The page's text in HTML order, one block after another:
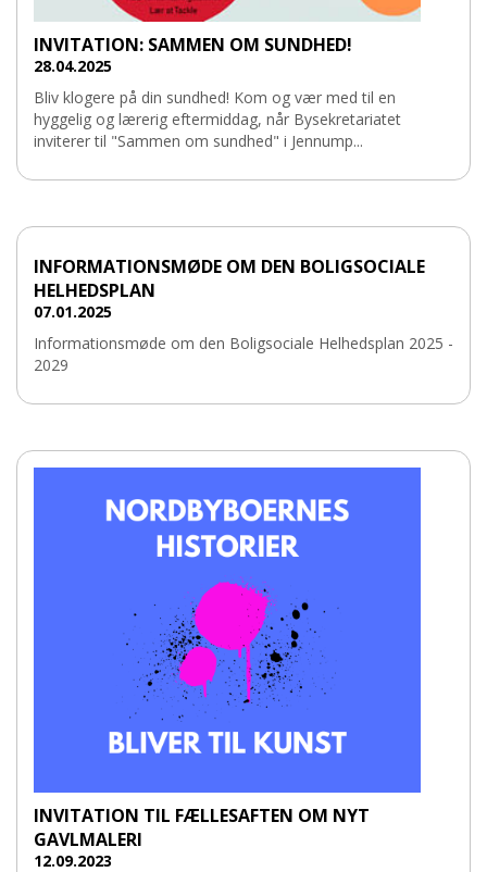
INVITATION: SAMMEN OM SUNDHED!
28.04.2025
Bliv klogere på din sundhed! Kom og vær med til en
hyggelig og lærerig eftermiddag, når Bysekretariatet
inviterer til "Sammen om sundhed" i Jennump...
INFORMATIONSMØDE OM DEN BOLIGSOCIALE
HELHEDSPLAN
07.01.2025
Informationsmøde om den Boligsociale Helhedsplan 2025 -
2029
INVITATION TIL FÆLLESAFTEN OM NYT
GAVLMALERI
12.09.2023